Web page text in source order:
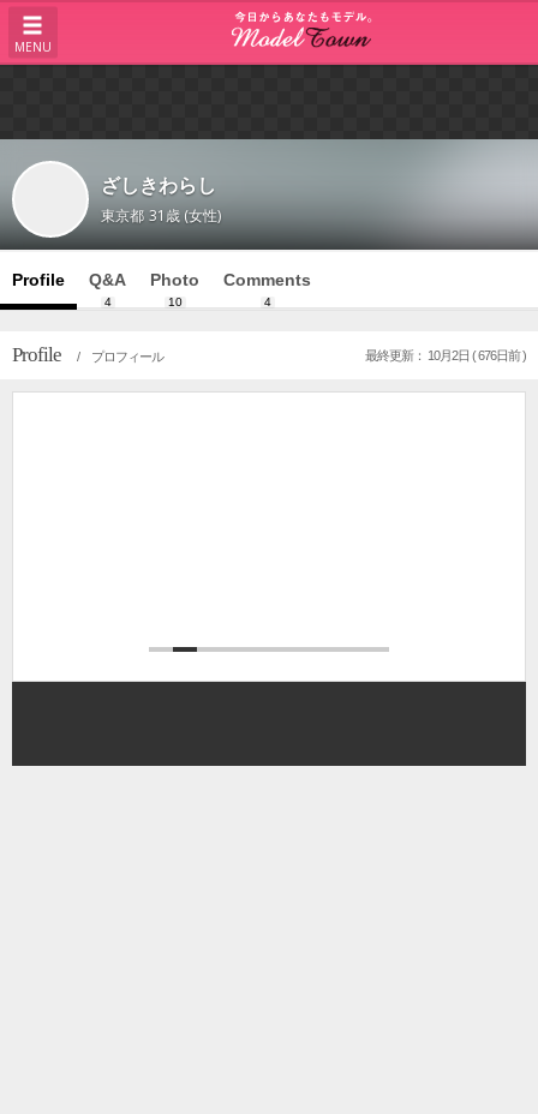
MENU
ざしきわらし
東京都 31歳 (女性)
Profile Q&A
4
Photo
10
Comments
4
Profile / プロフィール 最終更新： 10月2日 ( 676日前 )